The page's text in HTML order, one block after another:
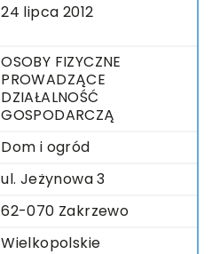
24 lipca 2012
OSOBY FIZYCZNE
PROWADZĄCE
DZIAŁALNOŚĆ
GOSPODARCZĄ
Dom i ogród
ul. Jeżynowa 3
62-070 Zakrzewo
Wielkopolskie